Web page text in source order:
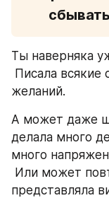
Ты наверняка
желаний.
А может даже
делала много
много
представляла